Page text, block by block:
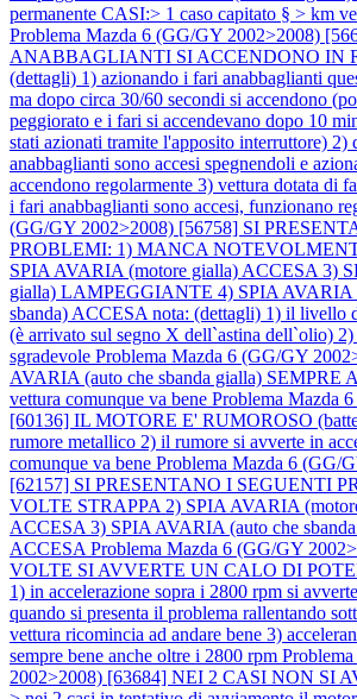
permanente CASI:> 1 caso capitato § > km
Problema Mazda 6 (GG/GY 2002>2008)
ANABBAGLIANTI SI ACCENDONO IN
(dettagli) 1) azionando i fari anabbaglianti
ma dopo circa 30/60 secondi si accendono
peggiorato e i fari si accendevano dopo 10
stati azionati tramite l'apposito interruttore) 2)
anabbaglianti sono accesi spegnendoli e
accendono regolarmente 3) vettura dotata di
i fari anabbaglianti sono accesi, funzionano
(GG/GY 2002>2008) [56758] SI
PROBLEMI: 1) MANCA
SPIA AVARIA (motore gialla) ACCESA 3)
gialla) LAMPEGGIANTE 4) SPIA AVARIA
sbanda) ACCESA nota: (dettagli) 1) il livello
(è arrivato sul segno X dell`astina dell`olio)
sgradevole Problema Mazda 6 (GG/GY
AVARIA (auto che sbanda gialla) SEMPRE
vettura comunque va bene Problema Mazda
[60136] IL MOTORE E' RUMOROSO
rumore metallico 2) il rumore si avverte in
comunque va bene Problema Mazda 6 (GG/
[62157] SI PRESENTANO I SEGUENTI
VOLTE STRAPPA 2) SPIA AVARIA
ACCESA 3) SPIA AVARIA (auto che
ACCESA Problema Mazda 6 (GG/GY
VOLTE SI AVVERTE UN CALO DI
1) in accelerazione sopra i 2800 rpm si
quando si presenta il problema rallentando
vettura ricomincia ad andare bene 3)
sempre bene anche oltre i 2800 rpm
2002>2008) [63684] NEI 2 CASI NON SI